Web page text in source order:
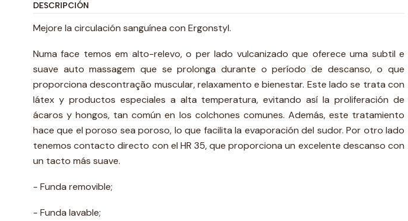
DESCRIPCIÓN
Mejore la circulación sanguínea con Ergonstyl.
Numa face temos em alto-relevo, o per lado vulcanizado que oferece uma subtil e
suave auto massagem que se prolonga durante o período de descanso, o que
proporciona descontração muscular, relaxamento e bienestar. Este lado se trata con
látex y productos especiales a alta temperatura, evitando así la proliferación de
ácaros y hongos, tan común en los colchones comunes. Además, este tratamiento
hace que el poroso sea poroso, lo que facilita la evaporación del sudor. Por otro lado
tenemos contacto directo con el HR 35, que proporciona un excelente descanso con
un tacto más suave.
- Funda removible;
- Funda lavable;